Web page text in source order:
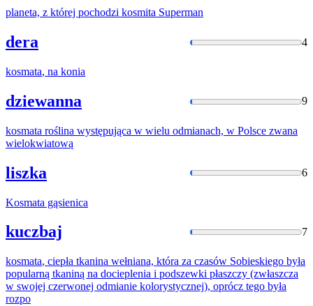
planeta, z której pochodzi kosmita Superman
dera 4
kosmata, na konia
dziewanna 9
kosmata roślina występująca w wielu odmianach, w Polsce zwana
wielokwiatową
liszka 6
Kosmata gąsienica
kuczbaj 7
kosmata, ciepła tkanina wełniana, która za czasów Sobieskiego była
popularną tkaniną na docieplenia i podszewki płaszczy (zwłaszcza
w swojej czerwonej odmianie kolorystycznej), oprócz tego była
rozpo